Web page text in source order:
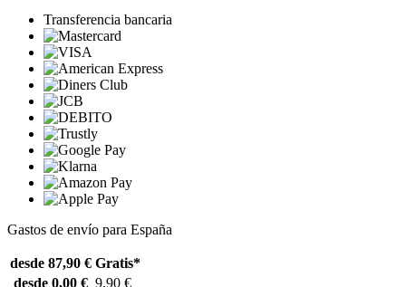
Transferencia bancaria
Gastos de envío para España
desde 87,90 € Gratis*
desde 0,00 € 9,90 €